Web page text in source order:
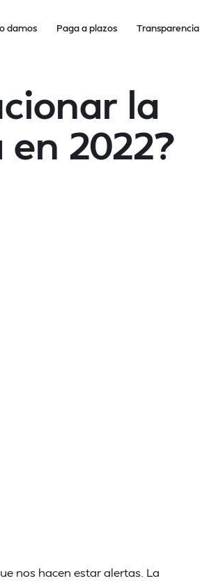
damos Paga a plazos Transparencia
la
2022?
nos hacen estar alertas. La